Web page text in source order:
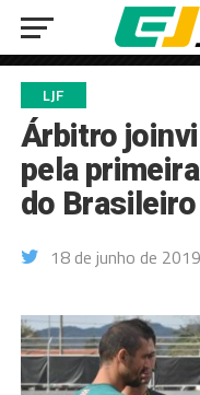
LJF
Árbitro
pela
do Brasileiro
18 de junho de 2019